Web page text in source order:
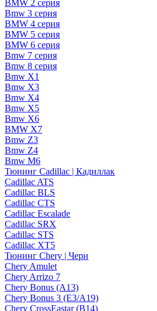
BMW 2 серия
Bmw 3 серия
BMW 4 серия
BMW 5 серия
BMW 6 серия
Bmw 7 серия
Bmw 8 серия
Bmw X1
Bmw X3
Bmw X4
Bmw X5
Bmw X6
BMW X7
Bmw Z3
Bmw Z4
Bmw М6
Тюнинг Cadillac | Кадиллак
Cadillac ATS
Cadillac BLS
Cadillac CTS
Cadillac Escalade
Cadillac SRX
Cadillac STS
Cadillac XT5
Тюнинг Chery | Чери
Chery Amulet
Chery Arrizo 7
Chery Bonus (A13)
Chery Bonus 3 (E3/A19)
Chery CrossEastar (B14)